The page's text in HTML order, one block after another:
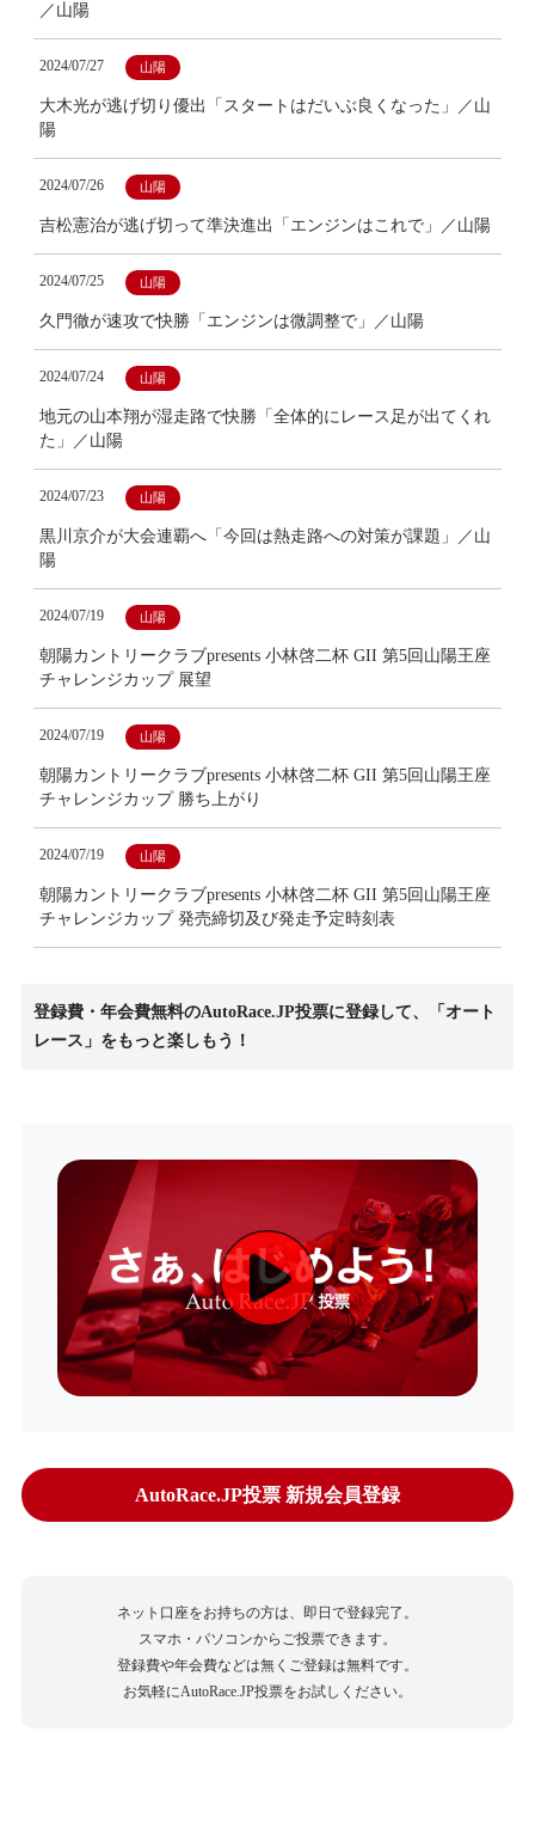
／山陽
2024/07/27 山陽
大木光が逃げ切り優出「スタートはだいぶ良くなった」／山
陽
2024/07/26 山陽
吉松憲治が逃げ切って準決進出「エンジンはこれで」／山陽
2024/07/25 山陽
久門徹が速攻で快勝「エンジンは微調整で」／山陽
2024/07/24 山陽
地元の山本翔が湿走路で快勝「全体的にレース足が出てくれ
た」／山陽
2024/07/23 山陽
黒川京介が大会連覇へ「今回は熱走路への対策が課題」／山
陽
2024/07/19 山陽
朝陽カントリークラブpresents 小林啓二杯 GII 第5回山陽王座
チャレンジカップ 展望
2024/07/19 山陽
朝陽カントリークラブpresents 小林啓二杯 GII 第5回山陽王座
チャレンジカップ 勝ち上がり
2024/07/19 山陽
朝陽カントリークラブpresents 小林啓二杯 GII 第5回山陽王座
チャレンジカップ 発売締切及び発走予定時刻表
登録費・年会費無料のAutoRace.JP投票に登録して、「オート
レース」をもっと楽しもう！
AutoRace.JP投票 新規会員登録
ネット口座をお持ちの方は、即日で登録完了。
スマホ・パソコンからご投票できます。
登録費や年会費などは無くご登録は無料です。
お気軽にAutoRace.JP投票をお試しください。